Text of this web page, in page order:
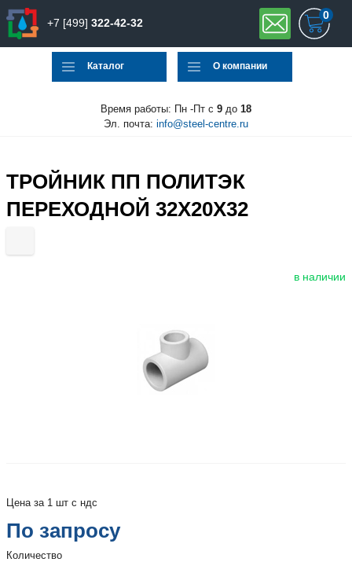
+7 [499] 322-42-32
0
Каталог О компании
Время работы: Пн -Пт с 9 до 18
Эл. почта: info@steel-centre.ru
ТРОЙНИК ПП ПОЛИТЭК
ПЕРЕХОДНОЙ 32X20X32
в наличии
Цена за 1 шт с ндс
По запросу
Количество